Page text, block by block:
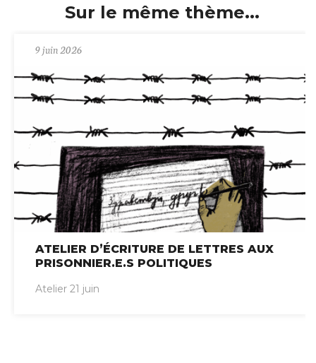
Sur le même thème...
9 juin 2026
ATELIER D’ÉCRITURE DE LETTRES AUX
PRISONNIER.E.S POLITIQUES
Atelier 21 juin